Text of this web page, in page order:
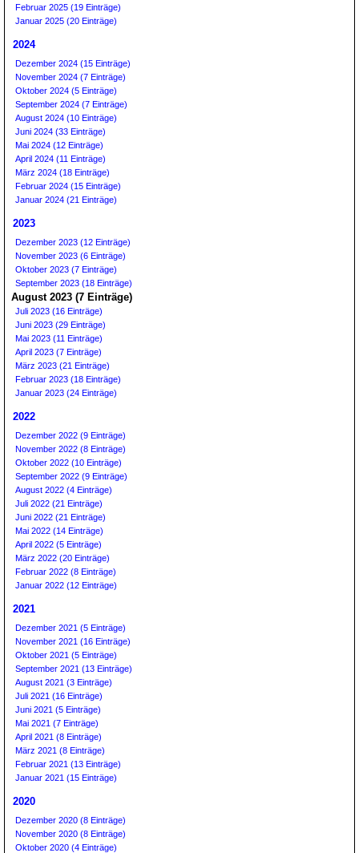
Februar 2025 (19 Einträge)
Januar 2025 (20 Einträge)
2024
Dezember 2024 (15 Einträge)
November 2024 (7 Einträge)
Oktober 2024 (5 Einträge)
September 2024 (7 Einträge)
August 2024 (10 Einträge)
Juni 2024 (33 Einträge)
Mai 2024 (12 Einträge)
April 2024 (11 Einträge)
März 2024 (18 Einträge)
Februar 2024 (15 Einträge)
Januar 2024 (21 Einträge)
2023
Dezember 2023 (12 Einträge)
November 2023 (6 Einträge)
Oktober 2023 (7 Einträge)
September 2023 (18 Einträge)
August 2023 (7 Einträge)
Juli 2023 (16 Einträge)
Juni 2023 (29 Einträge)
Mai 2023 (11 Einträge)
April 2023 (7 Einträge)
März 2023 (21 Einträge)
Februar 2023 (18 Einträge)
Januar 2023 (24 Einträge)
2022
Dezember 2022 (9 Einträge)
November 2022 (8 Einträge)
Oktober 2022 (10 Einträge)
September 2022 (9 Einträge)
August 2022 (4 Einträge)
Juli 2022 (21 Einträge)
Juni 2022 (21 Einträge)
Mai 2022 (14 Einträge)
April 2022 (5 Einträge)
März 2022 (20 Einträge)
Februar 2022 (8 Einträge)
Januar 2022 (12 Einträge)
2021
Dezember 2021 (5 Einträge)
November 2021 (16 Einträge)
Oktober 2021 (5 Einträge)
September 2021 (13 Einträge)
August 2021 (3 Einträge)
Juli 2021 (16 Einträge)
Juni 2021 (5 Einträge)
Mai 2021 (7 Einträge)
April 2021 (8 Einträge)
März 2021 (8 Einträge)
Februar 2021 (13 Einträge)
Januar 2021 (15 Einträge)
2020
Dezember 2020 (8 Einträge)
November 2020 (8 Einträge)
Oktober 2020 (4 Einträge)